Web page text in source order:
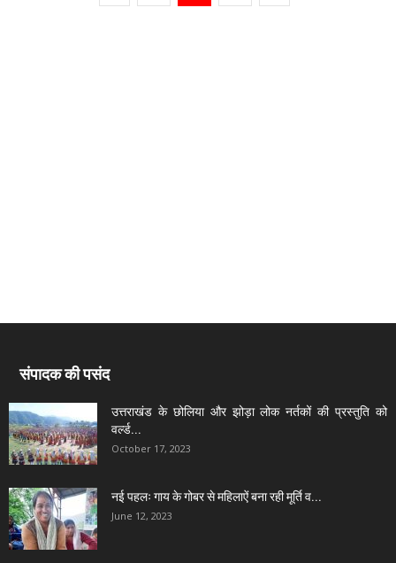
संपादक की पसंद
उत्तराखंड के छोलिया और झोड़ा लोक नर्तकों की प्रस्तुति को
वर्ल्ड...
October 17, 2023
नई पहलः गाय के गोबर से महिलाऐं बना रही मूर्ति व...
June 12, 2023